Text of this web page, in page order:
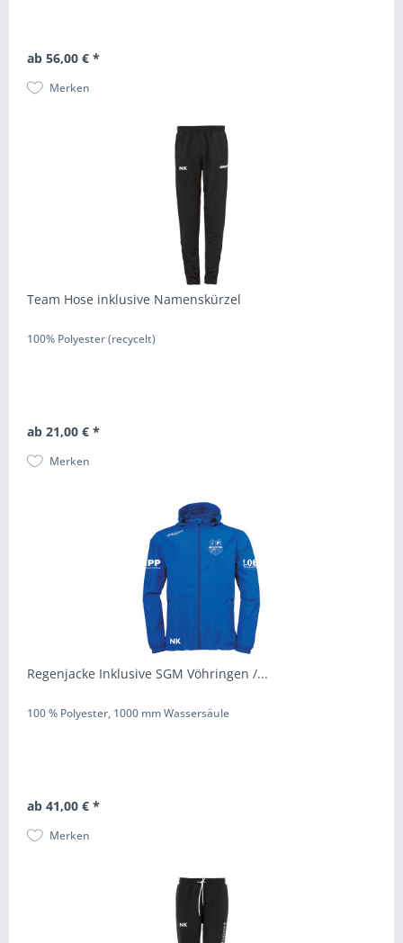
ab 56,00 € *
Merken
Team Hose inklusive Namenskürzel
100% Polyester (recycelt)
ab 21,00 € *
Merken
Regenjacke Inklusive SGM Vöhringen /...
100 % Polyester, 1000 mm Wassersäule
ab 41,00 € *
Merken